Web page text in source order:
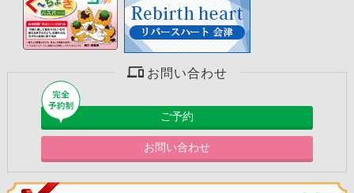
お問い合わせ
ご予約
お問い合わせ